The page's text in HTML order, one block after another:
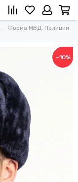
Форма МВД, Полиции
−10%